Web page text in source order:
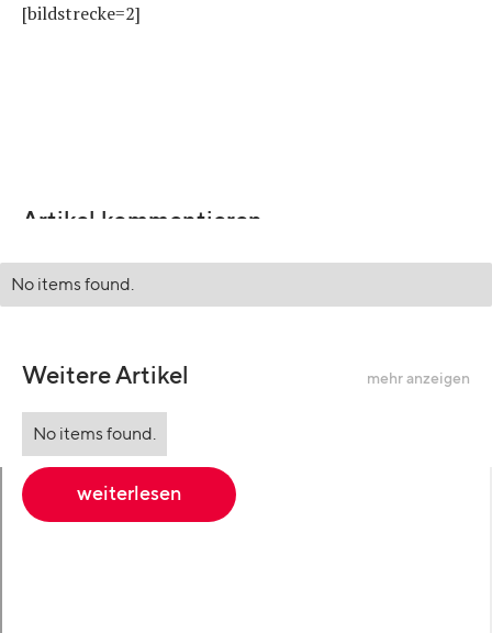
[bildstrecke=2]
Artikel kommentieren
No items found.
Weitere Artikel mehr anzeigen
No items found.
weiterlesen